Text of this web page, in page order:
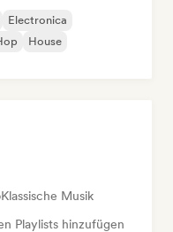
Electronica
House
Klassische Musik
Playlists hinzufügen